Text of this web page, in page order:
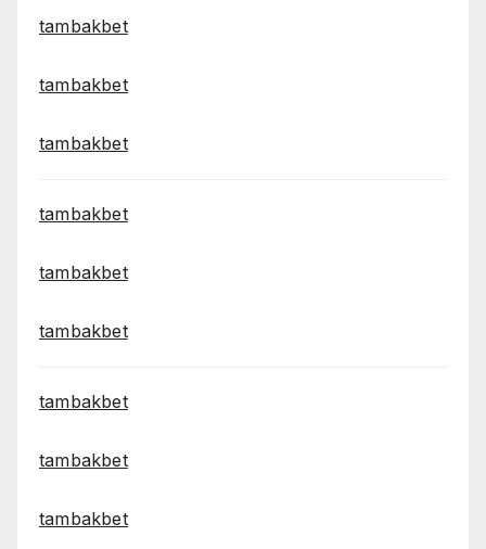
tambakbet
tambakbet
tambakbet
tambakbet
tambakbet
tambakbet
tambakbet
tambakbet
tambakbet